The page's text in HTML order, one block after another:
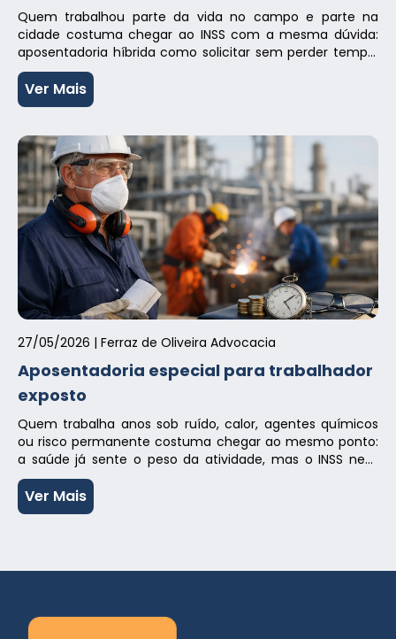
Quem trabalhou parte da vida no campo e parte na
cidade costuma chegar ao INSS com a mesma dúvida:
aposentadoria híbrida como solicitar sem perder tempo,
sem apresentar documentos errados e sem correr o risco
de ter o pedido negado por um detalhe que poderia ser
evitado. Essa é uma modalidade relevante justamente
Ver Mais
27/05/2026 | Ferraz de Oliveira Advocacia
Aposentadoria especial para trabalhador
exposto
Quem trabalha anos sob ruído, calor, agentes químicos
ou risco permanente costuma chegar ao mesmo ponto:
a saúde já sente o peso da atividade, mas o INSS nem
sempre reconhece com facilidade a aposentadoria
especial para trabalhador exposto. E é justamente aí que
muitos pedidos se perdem – não por falta de direito, mas
Ver Mais